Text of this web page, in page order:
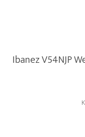
Ibanez V54NJP